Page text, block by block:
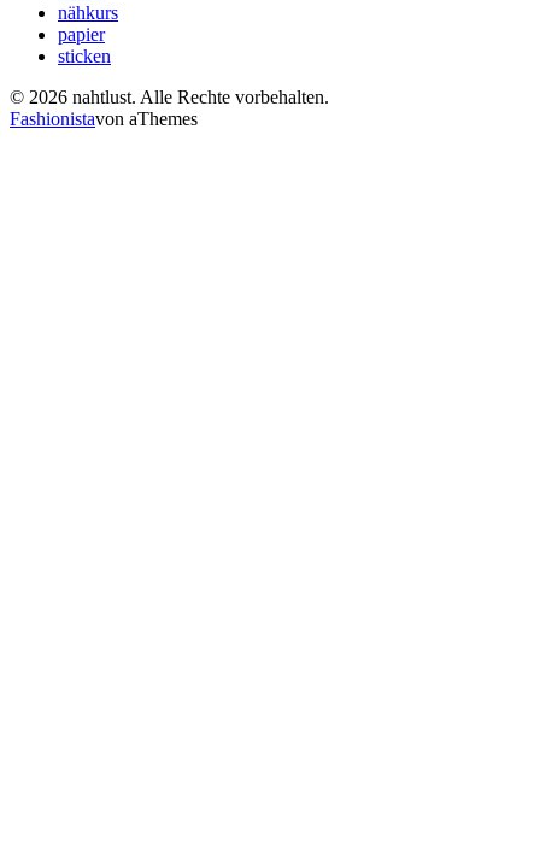
nähkurs
papier
sticken
© 2026 nahtlust. Alle Rechte vorbehalten.
Fashionistavon aThemes